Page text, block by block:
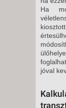
Ha
jóval